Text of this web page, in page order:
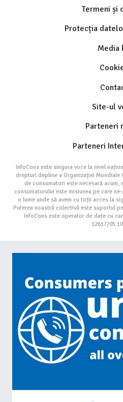
Termeni și
Protecția
Media
Site-ul
Parteneri
Parteneri
InfoCons este singura voce la nivel
drepturi depline a Organizației Mondiale
de consumatori este necesară
consumatorului este misiunea pe care
o lume unde să avem cu toții acces la
Puterea noastră colectivă este suportul
InfoCons este operator de date cu
12617/